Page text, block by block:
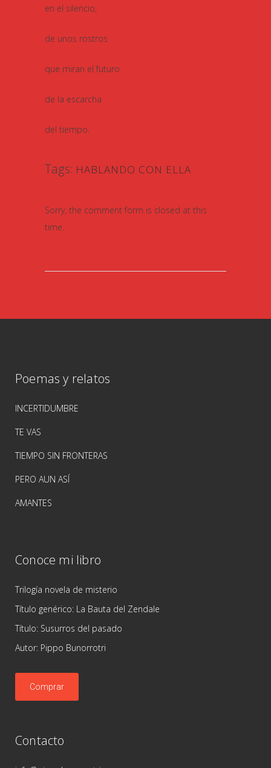
en el silencio,
de unos rostros
que miran el futuro
de la escarcha
del tiempo.
Tags: HABLANDO CON ELLA
Sorry, the comment form is closed at this
time.
Poemas y relatos
INCERTIDUMBRE
TE VAS
TIEMPO SIN FRONTERAS
PERO AUN ASÍ
AMANTES
Conoce mi libro
Trilogía novela de misterio
Título genérico: La Bauta del Zendale
Título: Susurros del pasado
Autor: Pippo Bunorrotri
Comprar
Contacto